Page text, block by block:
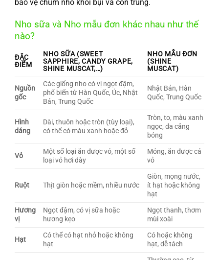
bảo vệ chùm nho khỏi bụi và côn trùng.
Nho sữa và Nho mẫu đơn khác nhau như thế
nào?
ĐẶC
ĐIỂM
NHO SỮA (SWEET
SAPPHIRE, CANDY GRAPE,
SHINE MUSCAT,…)
NHO MẪU ĐƠN
(SHINE
MUSCAT)
Nguồn
gốc
Các giống nho có vị ngọt đậm,
phổ biến từ Hàn Quốc, Úc, Nhật
Bản, Trung Quốc
Nhật Bản, Hàn
Quốc, Trung Quốc
Hình
dáng
Dài, thuôn hoặc tròn (tùy loại),
có thể có màu xanh hoặc đỏ
Tròn, to, màu xanh
ngọc, da căng
bóng
Vỏ
Một số loại ăn được vỏ, một số
loại vỏ hơi dày
Mỏng, ăn được cả
vỏ
Ruột Thịt giòn hoặc mềm, nhiều nước
Giòn, mọng nước,
ít hạt hoặc không
hạt
Hương
vị
Ngọt đậm, có vị sữa hoặc
hương kẹo
Ngọt thanh, thơm
mùi xoài
Hạt
Có thể có hạt nhỏ hoặc không
hạt
Có hoặc không
hạt, dễ tách